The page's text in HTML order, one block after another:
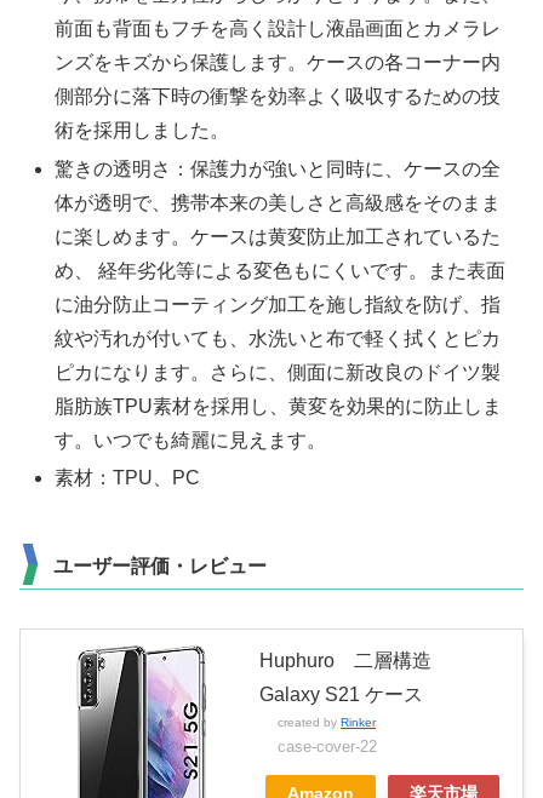
前面も背面もフチを高く設計し液晶画面とカメラレ
ンズをキズから保護します。ケースの各コーナー内
側部分に落下時の衝撃を効率よく吸収するための技
術を採用しました。
驚きの透明さ：保護力が強いと同時に、ケースの全
体が透明で、携帯本来の美しさと高級感をそのまま
に楽しめます。ケースは黄変防止加工されているた
め、 経年劣化等による変色もにくいです。また表面
に油分防止コーティング加工を施し指紋を防げ、指
紋や汚れが付いても、水洗いと布で軽く拭くとピカ
ピカになります。さらに、側面に新改良のドイツ製
脂肪族TPU素材を採用し、黄変を効果的に防止しま
す。いつでも綺麗に見えます。
素材：TPU、PC
ユーザー評価・レビュー
Huphuro 二層構造
Galaxy S21 ケース
created by Rinker
case-cover-22
Amazon 楽天市場